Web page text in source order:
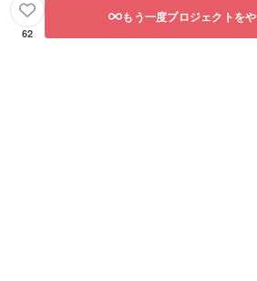
62
もう一度プロジェクトを